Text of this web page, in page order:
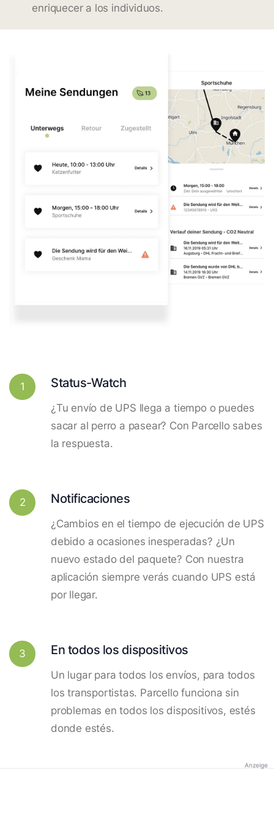
enriquecer a los individuos.
1 Status-Watch
¿Tu envío de UPS llega a tiempo o puedes
sacar al perro a pasear? Con Parcello sabes
la respuesta.
2 Notificaciones
¿Cambios en el tiempo de ejecución de UPS
debido a ocasiones inesperadas? ¿Un
nuevo estado del paquete? Con nuestra
aplicación siempre verás cuando UPS está
por llegar.
3 En todos los dispositivos
Un lugar para todos los envíos, para todos
los transportistas. Parcello funciona sin
problemas en todos los dispositivos, estés
donde estés.
Anzeige